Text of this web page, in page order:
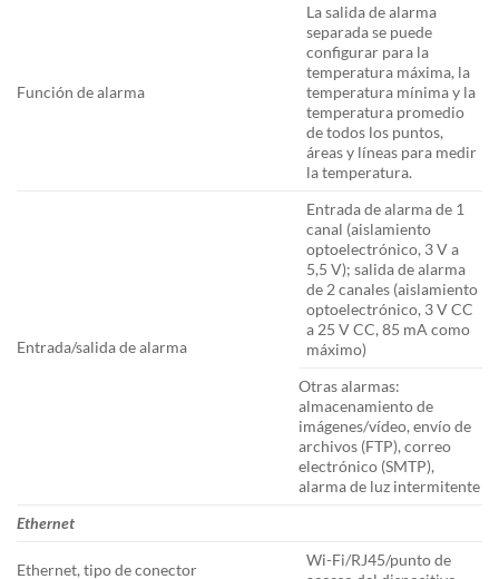
Función de alarma
La salida de alarma
separada se puede
configurar para la
temperatura máxima, la
temperatura mínima y la
temperatura promedio
de todos los puntos,
áreas y líneas para medir
la temperatura.
Entrada/salida de alarma
Entrada de alarma de 1
canal (aislamiento
optoelectrónico, 3 V a
5,5 V); salida de alarma
de 2 canales (aislamiento
optoelectrónico, 3 V CC
a 25 V CC, 85 mA como
máximo)
Otras alarmas:
almacenamiento de
imágenes/vídeo, envío de
archivos (FTP), correo
electrónico (SMTP),
alarma de luz intermitente
Ethernet
Ethernet, tipo de conector
Wi-Fi/RJ45/punto de